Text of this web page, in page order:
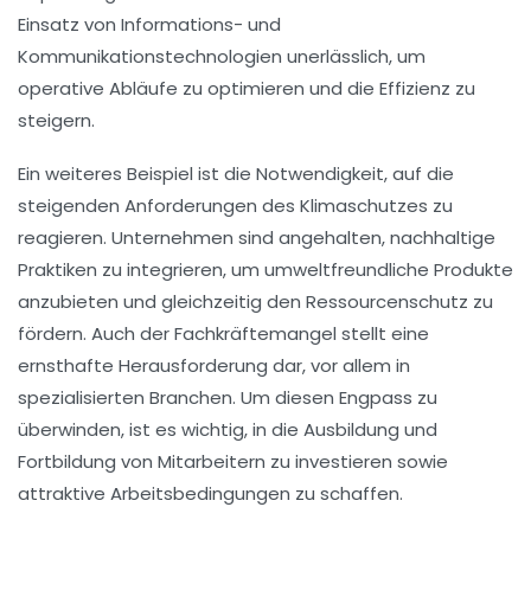
Einsatz von Informations- und
Kommunikationstechnologien unerlässlich, um
operative Abläufe zu optimieren und die Effizienz zu
steigern.
Ein weiteres Beispiel ist die Notwendigkeit, auf die
steigenden Anforderungen des Klimaschutzes zu
reagieren. Unternehmen sind angehalten, nachhaltige
Praktiken zu integrieren, um umweltfreundliche Produkte
anzubieten und gleichzeitig den Ressourcenschutz zu
fördern. Auch der Fachkräftemangel stellt eine
ernsthafte Herausforderung dar, vor allem in
spezialisierten Branchen. Um diesen Engpass zu
überwinden, ist es wichtig, in die Ausbildung und
Fortbildung von Mitarbeitern zu investieren sowie
attraktive Arbeitsbedingungen zu schaffen.